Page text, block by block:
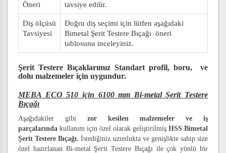
Öneri
tavsiye edilir.
Diş ölçüsü
Tavsiyesi
Doğru diş seçimi için lütfen aşağıdaki
Bimetal Şerit Testere Bıçağı öneri
tablosunu inceleyiniz.
Şerit Testere Bıçaklarımız Standart profil, boru, ve
dolu malzemeler için uygundur.
MEBA ECO 510 için 6100 mm Bi-metal Şerit Testere
Bıçağı
Aşağıdakiler gibi zor kesilen malzemeler ve iş
parçalarında kullanım için özel olarak geliştirilmiş HSS Bimetal
Şerit Testere Bıçağı.İstediğiniz uzunlukta ve genişlikte sahip size
özel hazırlanan Bi-metal Şerit Testere Bıçağı ile çok yönlü bir